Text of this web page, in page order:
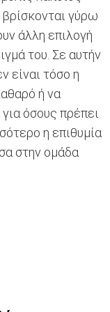
βρίσκονται γύρω
άλλη επιλογή
του. Σε αυτήν
είναι τόσο η
ή να
όσους πρέπει
η επιθυμία
στην ομάδα